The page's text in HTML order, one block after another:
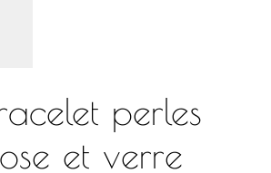
perles
et verre